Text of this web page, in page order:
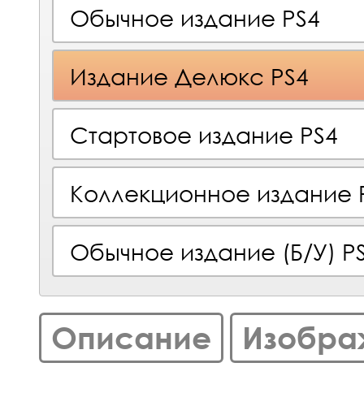
Обычное издание PS4
Издание Делюкс PS4
Стартовое издание PS4
Коллекционное издание
Обычное издание (Б/У)
Описание